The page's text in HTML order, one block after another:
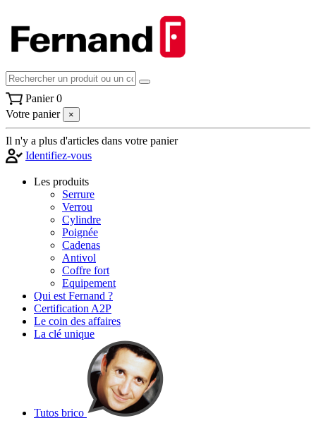
Panier 0
Votre panier
×
Il n'y a plus d'articles dans votre panier
Identifiez-vous
Les produits
Serrure
Verrou
Cylindre
Poignée
Cadenas
Antivol
Coffre fort
Equipement
Qui est Fernand ?
Certification A2P
Le coin des affaires
La clé unique
Tutos brico